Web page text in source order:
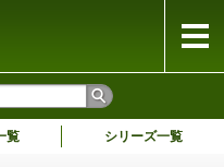
覧 シリーズ一覧